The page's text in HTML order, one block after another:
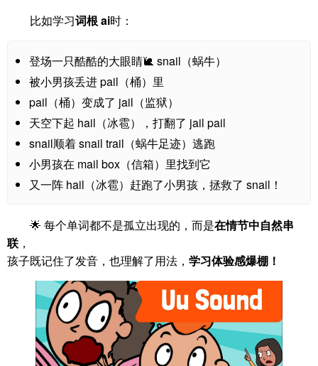
比如学习词根 ai时：
登场一只酷酷的大眼睛🐌 snail（蜗牛）
被小男孩丢进 pail（桶）里
pail（桶）变成了 jail（监狱）
天空下起 hail（冰雹），打翻了 jail pail
snail顺着 snail trail（蜗牛足迹）逃跑
小男孩在 mail box（信箱）里找到它
又一阵 hail（冰雹）赶跑了小男孩，拯救了 snail！
🌟 每个单词都不是孤立出现的，而是在情节中自然串
联 ，
孩子既记住了发音，也理解了用法， 学习体验感爆棚！